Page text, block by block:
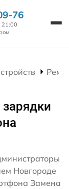
76
21:00
Новгороде
Замена